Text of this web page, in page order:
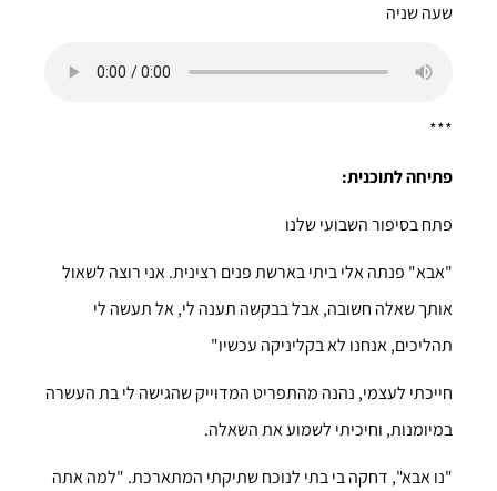
שעה שניה
***
פתיחה לתוכנית:
פתח בסיפור השבועי שלנו
"אבא" פנתה אלי ביתי בארשת פנים רצינית. אני רוצה לשאול
אותך שאלה חשובה, אבל בבקשה תענה לי, אל תעשה לי
תהליכים, אנחנו לא בקליניקה עכשיו"
חייכתי לעצמי, נהנה מהתפריט המדוייק שהגישה לי בת העשרה
במיומנות, וחיכיתי לשמוע את השאלה.
"נו אבא", דחקה בי בתי לנוכח שתיקתי המתארכת. "למה אתה